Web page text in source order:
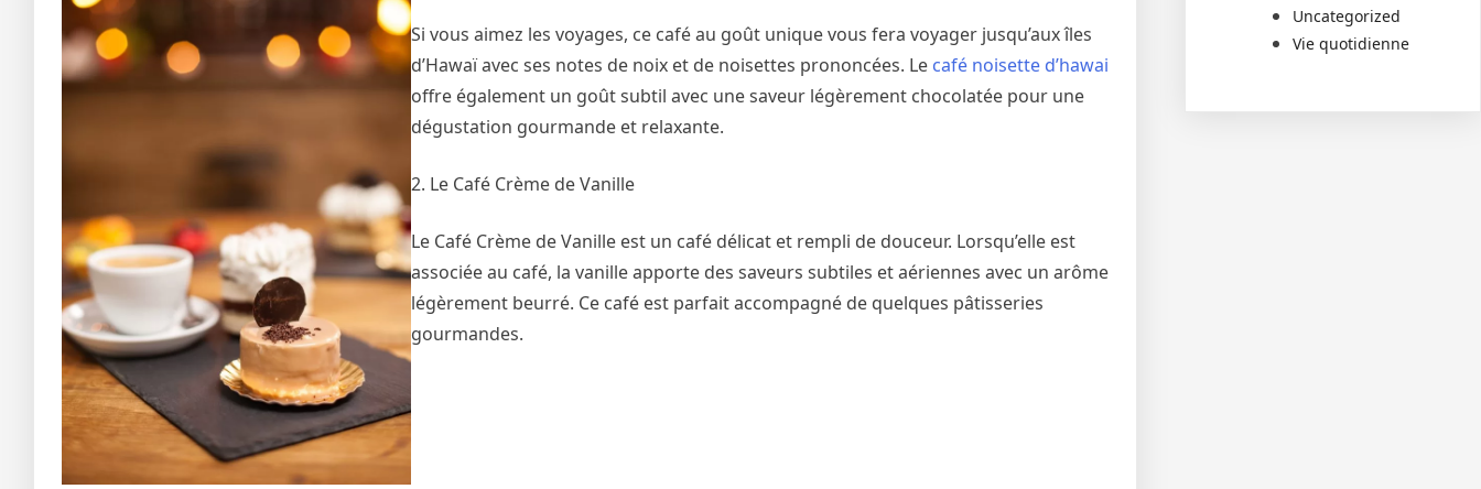
Si vous aimez les voyages, ce café au goût unique vous fera voyager jusqu’aux îles
d’Hawaï avec ses notes de noix et de noisettes prononcées. Le café noisette d’hawai
offre également un goût subtil avec une saveur légèrement chocolatée pour une
dégustation gourmande et relaxante.
2. Le Café Crème de Vanille
Le Café Crème de Vanille est un café délicat et rempli de douceur. Lorsqu’elle est
associée au café, la vanille apporte des saveurs subtiles et aériennes avec un arôme
légèrement beurré. Ce café est parfait accompagné de quelques pâtisseries
gourmandes.
Uncategorized
Vie quotidienne